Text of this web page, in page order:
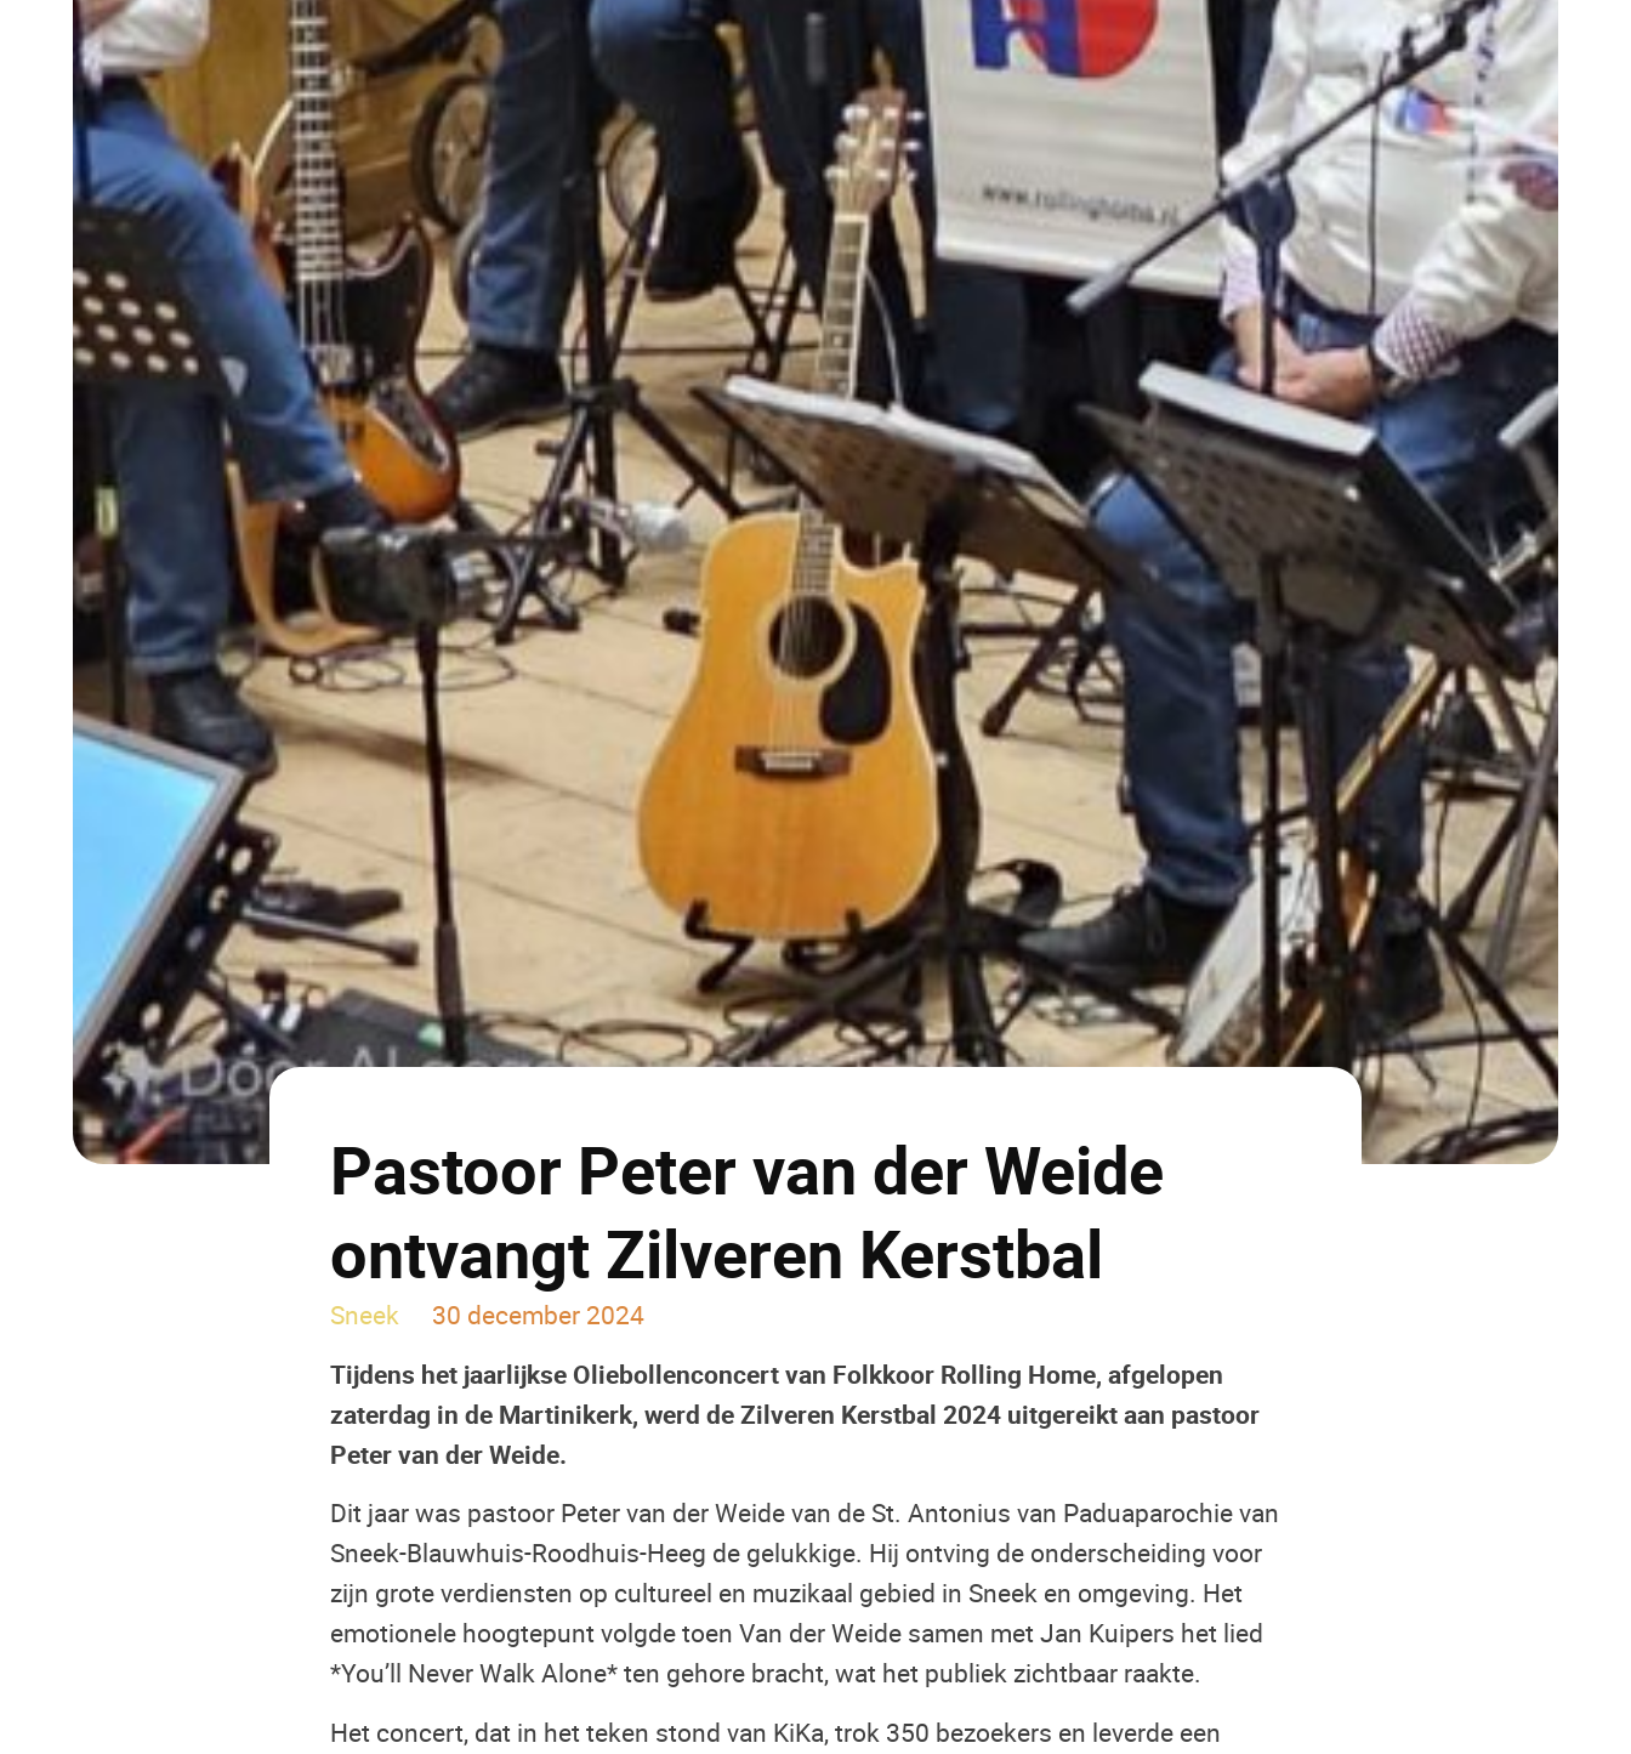
Pastoor Peter van der Weide
ontvangt Zilveren Kerstbal
Sneek
30 december 2024
Tijdens het jaarlijkse Oliebollenconcert van Folkkoor Rolling Home, afgelopen
zaterdag in de Martinikerk, werd de Zilveren Kerstbal 2024 uitgereikt aan pastoor
Peter van der Weide.
Dit jaar was pastoor Peter van der Weide van de St. Antonius van Paduaparochie van
Sneek-Blauwhuis-Roodhuis-Heeg de gelukkige. Hij ontving de onderscheiding voor
zijn grote verdiensten op cultureel en muzikaal gebied in Sneek en omgeving. Het
emotionele hoogtepunt volgde toen Van der Weide samen met Jan Kuipers het lied
*You’ll Never Walk Alone* ten gehore bracht, wat het publiek zichtbaar raakte.
Het concert, dat in het teken stond van KiKa, trok 350 bezoekers en leverde een